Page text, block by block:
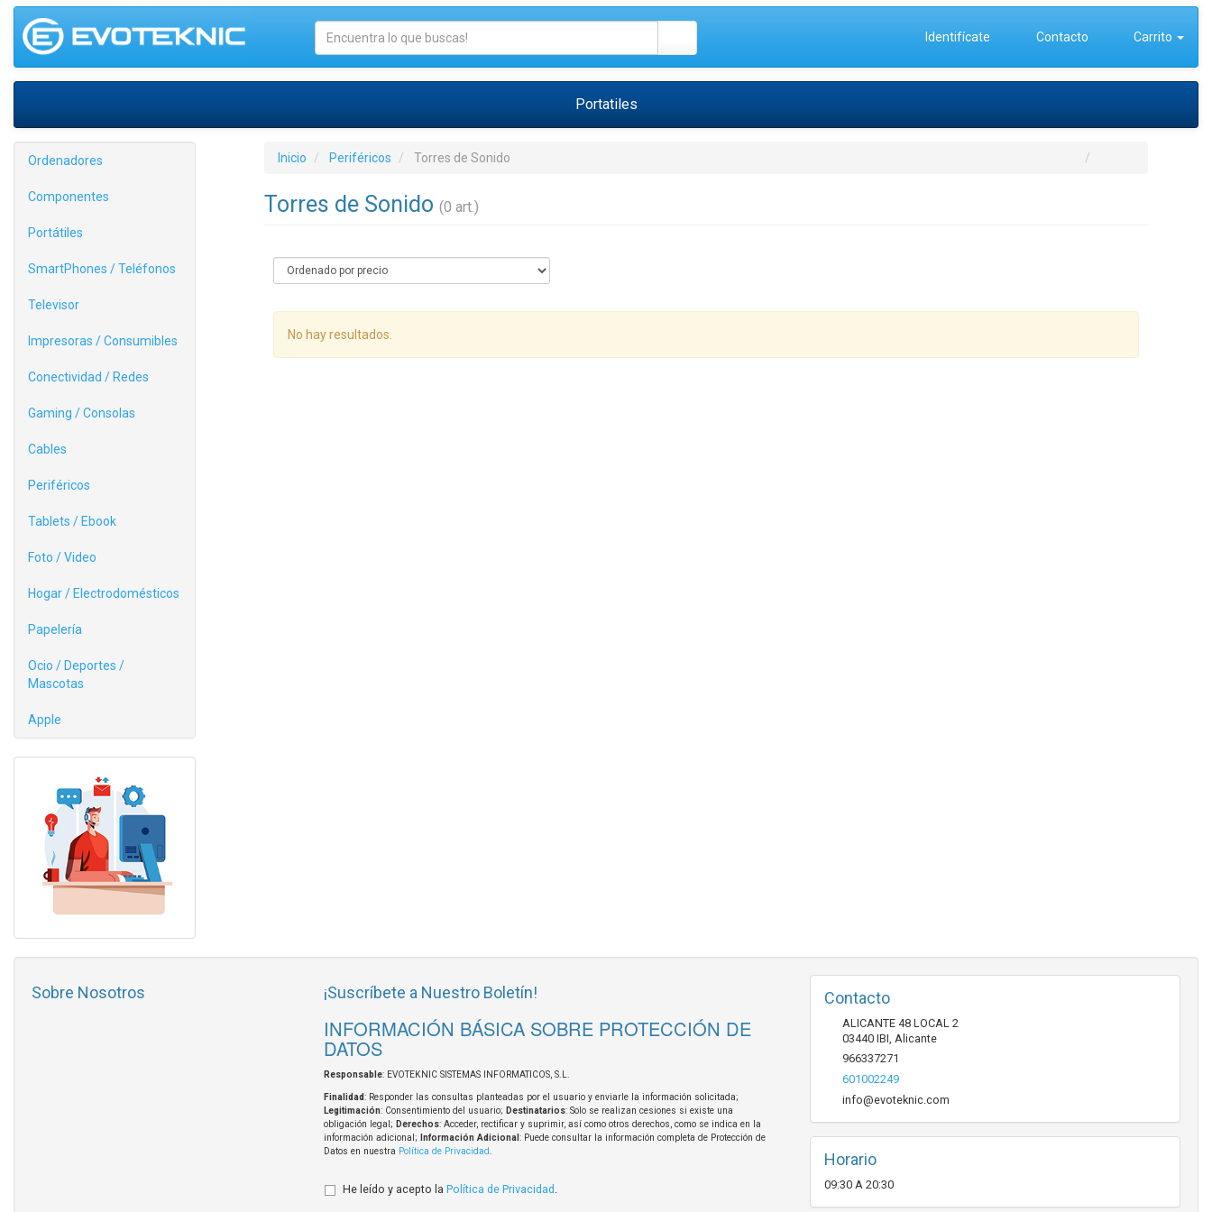
Identifícate Contacto Carrito
Portatiles
Ordenadores
Componentes
Portátiles
SmartPhones / Teléfonos
Televisor
Impresoras / Consumibles
Conectividad / Redes
Gaming / Consolas
Cables
Periféricos
Tablets / Ebook
Foto / Video
Hogar / Electrodomésticos
Papelería
Ocio / Deportes /
Mascotas
Apple
Inicio Periféricos Torres de Sonido
Torres de Sonido (0 art.)
No hay resultados.
Sobre Nosotros ¡Suscríbete a Nuestro Boletín!
INFORMACIÓN BÁSICA SOBRE PROTECCIÓN DE
DATOS
Responsable: EVOTEKNIC SISTEMAS INFORMATICOS, S.L.
Finalidad: Responder las consultas planteadas por el usuario y enviarle la información solicitada;
Legitimación: Consentimiento del usuario; Destinatarios: Solo se realizan cesiones si existe una
obligación legal; Derechos: Acceder, rectificar y suprimir, así como otros derechos, como se indica en la
información adicional;
Información Adicional : Puede consultar la información completa de Protección de
Datos en nuestra Política de Privacidad.
He leído y acepto la Política de Privacidad .
Contacto
ALICANTE 48 LOCAL 2
03440 IBI, Alicante
966337271
601002249
info@evoteknic.com
Horario
09:30 A 20:30